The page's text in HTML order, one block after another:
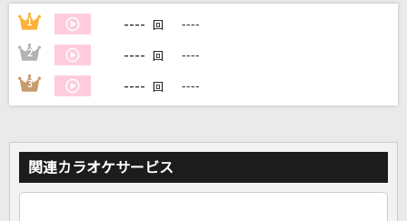
1 ---- 回 ----
2 ---- 回 ----
3 ---- 回 ----
関連カラオケサービス